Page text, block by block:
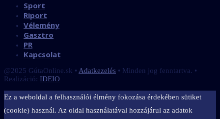
Sport
Riport
Vélemény
Gasztro
PR
Kapcsolat
@2025 GútaOnline.sk • Adatkezelés • Minden jog fenntartva. •
Realizáció: IDEIO
Ez a weboldal a felhasználói élmény fokozása érdekében sütiket
(cookie) használ. Az oldal használatával hozzájárul az adatok